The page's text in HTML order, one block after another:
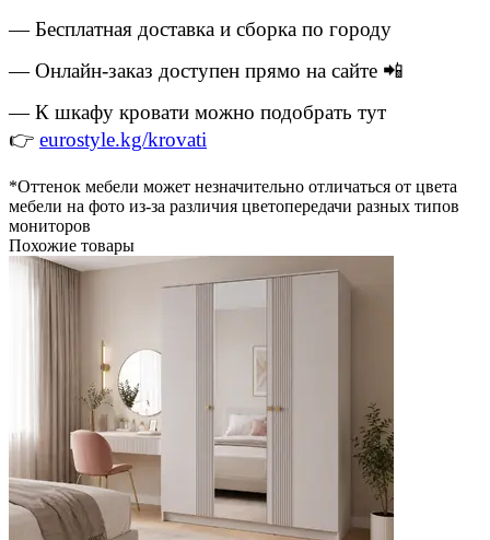
— Бесплатная доставка и сборка по городу
— Онлайн-заказ доступен прямо на сайте 📲
— К шкафу кровати можно подобрать тут
👉 eurostyle.kg/krovati
*Оттенок мебели может незначительно отличаться от цвета
мебели на фото из-за различия цветопередачи разных типов
мониторов
Похожие товары